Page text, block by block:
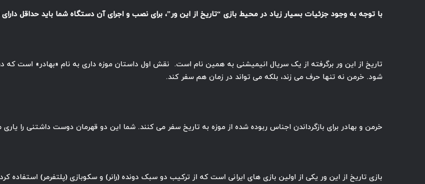
با توجه به وجود جزئیات بسیار زیاد در محیط بازی “تاریخ از این ور”، برای نصب و اجرای آن دستگاه شما باید حداقل دارای ۱ گیگابایت رم باشد.
تاریخ از این ور برگرفته از یک سریال انیمیشنی به همین نام است. نقش اول داستان موزه داری به نام «بهادر» است
شود. خرمن نه تنها حرف می زند، بلکه می تواند در زمان هم سفر کند.
خرمن و بهادر برای بازگرداندن اجناس ربوده شده از موزه به تاریخ سفر می کنند. شما این دو قهرمان دوست داشتنی را یاری
بازی تاریخ از این ور یکی از اولین بازی های ایرانی است که از ترکیب دو سبک دونده (رانر) و سکوبازی (پلتفرمر)